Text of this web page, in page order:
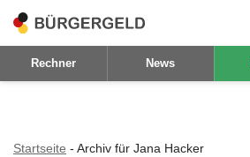
Zum
Inhalt
Rechner News
Startseite - Archiv für Jana Hacker